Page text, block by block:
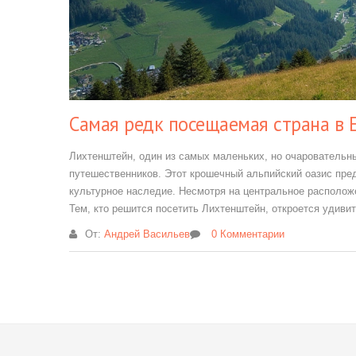
Самая редк посещаемая страна в
Лихтенштейн, один из самых маленьких, но
путешественников. Этот крошечный альпийский оазис
культурное наследие. Несмотря на центральное
Тем, кто решится посетить Лихтенштейн, откроется
От: Андрей Васильев 0 Комментарии